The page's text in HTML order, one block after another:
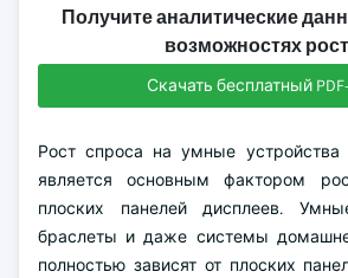
Получите аналитические
возможностях
Скачать бесплатный
Рост спроса на умные устройства
является основным фактором
плоских панелей дисплеев.
браслеты и даже системы
полностью зависят от плоских